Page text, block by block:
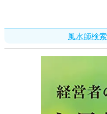
風水師検索